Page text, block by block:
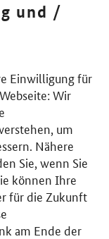
und /
Einwilligung für
Wir
um
Nähere
Sie, wenn Sie
können Ihre
für die Zukunft
am Ende der